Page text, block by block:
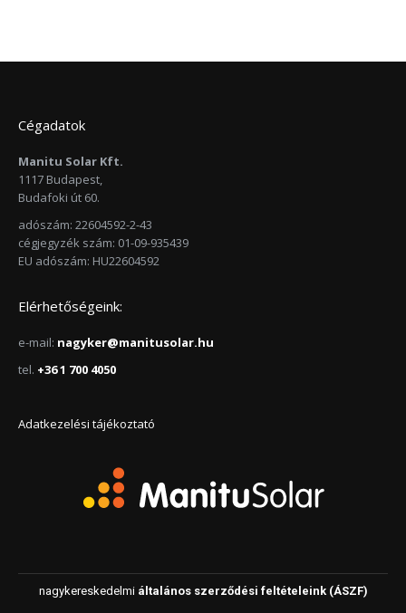
Cégadatok
Manitu Solar Kft.
1117 Budapest,
Budafoki út 60.
adószám: 22604592-2-43
cégjegyzék szám: 01-09-935439
EU adószám: HU22604592
Elérhetőségeink:
e-mail: nagyker@manitusolar.hu
tel. +36 1 700 4050
Adatkezelési tájékoztató
nagykereskedelmi általános szerződési feltételeink (ÁSZF)